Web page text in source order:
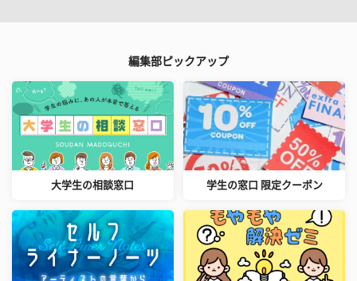
編集部ピックアップ
大学生の相談窓口 学生の窓口 限定クーポン